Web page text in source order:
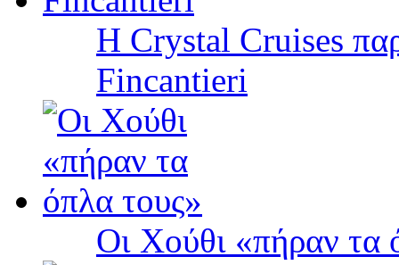
Η Crystal Cruises
Fincantieri
Οι Χούθι «πήραν τα